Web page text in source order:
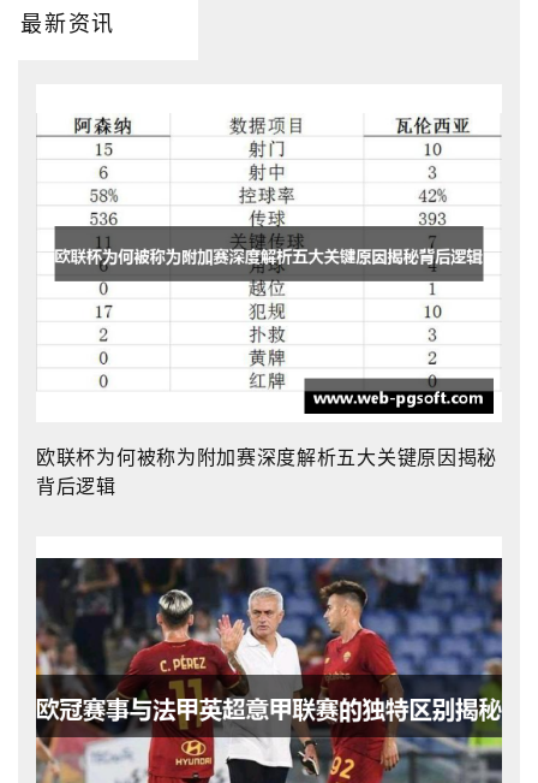
最新资讯
欧联杯为何被称为附加赛深度解析五大关键原因揭秘
背后逻辑